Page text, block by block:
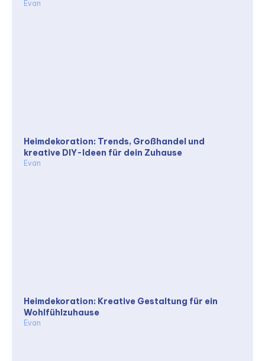
Evan
Heimdekoration: Trends, Großhandel und
kreative DIY-Ideen für dein Zuhause
Evan
Heimdekoration: Kreative Gestaltung für ein
Wohlfühlzuhause
Evan